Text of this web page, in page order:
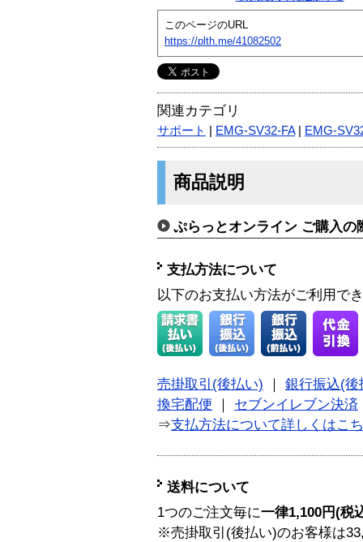
このページのURL
https://plth.me/41082502
関連カテゴリ
サポート EMG-SV32-FA| EMG-
商品説明
ぷらっとオンライン ご購入の
支払方法について
以下のお支払い方法がご利用で
売掛取引(後払い)
銀行振込(後
換宅配便
セブンイレブン決済
⇒支払方法について詳しくはこ
送料について
1つのご注文毎に一律1,100円(税
※売掛取引(後払い)のお客様は